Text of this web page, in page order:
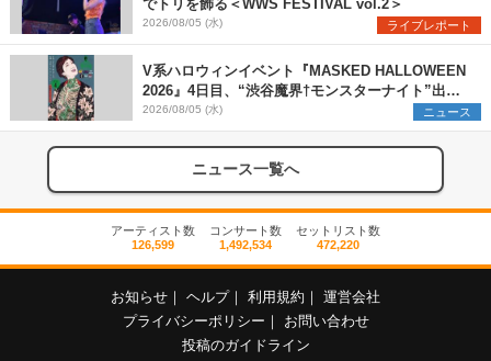
でトリを飾る＜WWS FESTIVAL vol.2＞
2026/08/05 (水) ライブレポート
V系ハロウィンイベント『MASKED HALLOWEEN
2026』4日目、“渋谷魔界†モンスターナイト”出演6
組を発表
2026/08/05 (水) ニュース
ニュース一覧へ
アーティスト数
126,599
コンサート数
1,492,534
セットリスト数
472,220
お知らせ ｜ ヘルプ｜ 利用規約 ｜ 運営会社
プライバシーポリシー ｜
お問い合わせ
投稿のガイドライン